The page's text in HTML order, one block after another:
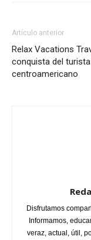
Artículo anterior
Relax Vacations
conquista del turista
centroamericano
Disfrutamos
Informamos,
veraz, actual, útil,